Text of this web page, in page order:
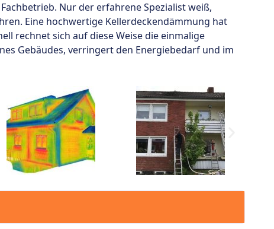
Nur der erfahrene Spezialist weiß,
Eine hochwertige Kellerdeckendämmung hat
rechnet sich auf diese Weise die einmalige
Gebäudes, verringert den Energiebedarf und im